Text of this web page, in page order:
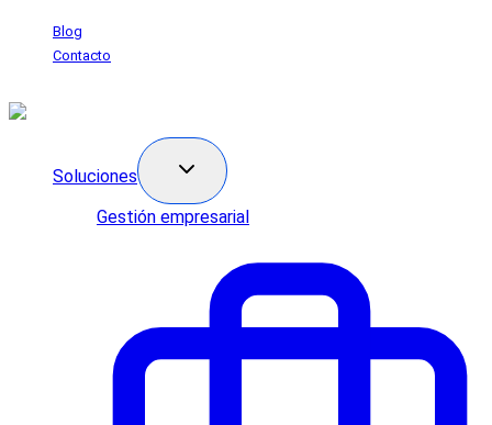
SaltarBlog
Contacto
Soluciones
Gestión empresarial